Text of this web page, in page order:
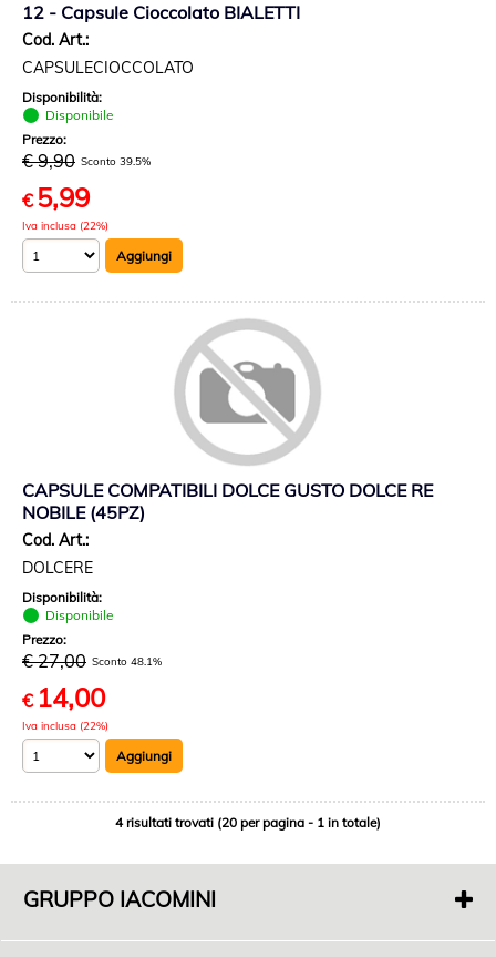
12 - Capsule Cioccolato BIALETTI
Cod. Art.:
CAPSULECIOCCOLATO
Disponibilità:
Disponibile
Prezzo:
€ 9,90 Sconto 39.5%
€ 5,99
Iva inclusa (22%)
CAPSULE COMPATIBILI DOLCE GUSTO DOLCE RE
NOBILE (45PZ)
Cod. Art.:
DOLCERE
Disponibilità:
Disponibile
Prezzo:
€ 27,00 Sconto 48.1%
€ 14,00
Iva inclusa (22%)
4 risultati trovati (20 per pagina - 1 in totale)
GRUPPO IACOMINI